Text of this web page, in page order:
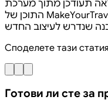
תעודכן מתוך מערכת
התוכן של MakeYourTravel. בינתיים שמרנו כאן את תקציר
Споделете тази
Готови ли сте за